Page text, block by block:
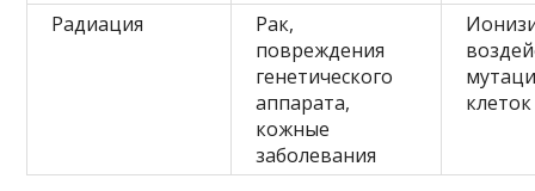
Радиация
Рак,
повреждения
генетического
аппарата,
кожные
заболевания
клеток